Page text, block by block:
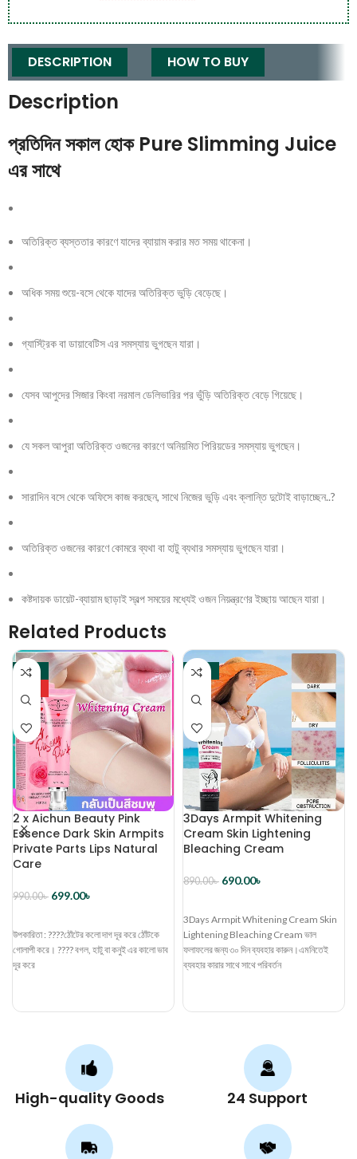
DESCRIPTION HOW TO BUY
Description
প্রতিদিন সকাল হোক Pure Slimming Juice
এর সাথে
অতিরিক্ত ব্যস্ততার কারণে যাদের ব্যায়াম করার মত সময় থাকেনা।
অধিক সময় শুয়ে-বসে থেকে যাদের অতিরিক্ত ভুড়ি বেড়েছে।
গ্যাস্ট্রিক বা ডায়াবেটিস এর সমস্যায় ভুগছেন যারা।
যেসব আপুদের সিজার কিংবা নরমাল ডেলিভারির পর ভুঁড়ি অতিরিক্ত বেড়ে গিয়েছে।
যে সকল আপুরা অতিরিক্ত ওজনের কারণে অনিয়মিত পিরিয়ডের সমস্যায় ভুগছেন।
সারাদিন বসে থেকে অফিসে কাজ করছেন, সাথে নিজের ভুড়ি এবং ক্লান্তি দুটোই বাড়াচ্ছেন..?
অতিরিক্ত ওজনের কারণে কোমরে ব্যথা বা হাটু ব্যথার সমস্যায় ভুগছেন যারা।
কষ্টদায়ক ডায়েট-ব্যায়াম ছাড়াই স্বল্প সময়ের মধ্যেই ওজন নিয়ন্ত্রণের ইচ্ছায় আছেন যারা।
Related Products
-29%
2 x Aichun Beauty Pink
Essence Dark Skin Armpits
Private Parts Lips Natural
Care
990.00৳ 699.00৳
উপকারিতা : ????ঠোঁটের কলো দাগ দূর করে ঠোঁটকে
গোলাপী করে। ???? বগল, হাটু বা কনুই এর কালো ভাব
দূর করে
-22%
3Days Armpit Whitening
Cream Skin Lightening
Bleaching Cream
890.00৳ 690.00৳
3Days Armpit Whitening Cream Skin
Lightening Bleaching Cream ভাল
ফলাফলের জন্য ৩০ দিন ব্যবহার কারুন।এমনিতেই
ব্যবহার কারার সাথে সাথে পরিবর্তন
High-quality Goods 24 Support